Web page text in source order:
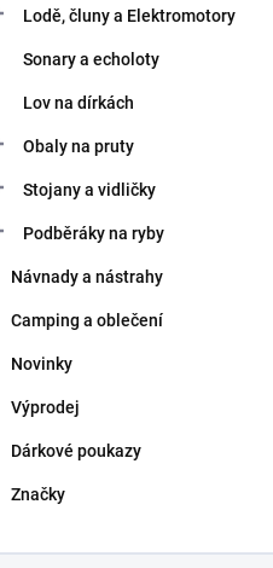
Lodě, čluny a Elektromotory
Sonary a echoloty
Lov na dírkách
Obaly na pruty
Stojany a vidličky
Podběráky na ryby
Návnady a nástrahy
Camping a oblečení
Novinky
Výprodej
Dárkové poukazy
Značky